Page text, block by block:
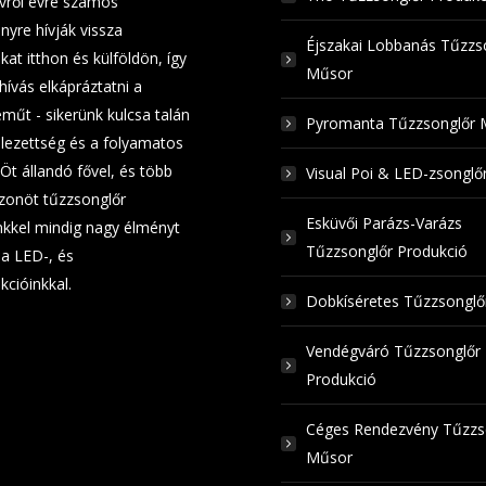
hívják vissza
itthon és külföldön, így
elkápráztatni a
- sikerünk kulcsa talán
és a folyamatos
állandó fővel, és több
tűzzsonglőr
mindig nagy élményt
LED-, és
Éjszakai Lobbanás
Műsor
Pyromanta Tűzzsonglőr
Visual Poi & LED-
Esküvői Parázs-Varázs
Tűzzsonglőr Produkció
Dobkíséretes
Vendégváró Tűzzsonglőr
Produkció
Céges Rendezvény
Műsor